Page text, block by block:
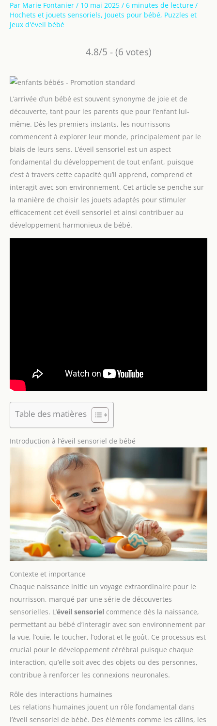
Par Marie Fontanier / 10 mai 2025 / 6 minutes de lecture /
Hochets et jouets sensoriels, Jouets pour bébé, Puzzles et
jeux d'éveil bébé
4.8/5 - (6 votes)
L’arrivée d’un bébé est souvent synonyme de joie et de
découverte, tant pour les parents que pour l’enfant lui-
même. Dès les premiers instants, les nourrissons
commencent à explorer leur monde, principalement par le
biais de leurs sens. L’éveil sensoriel est un aspect
fondamental du développement de tout enfant, puisque
c’est à travers cette capacité qu’il apprend, comprend et
interagit avec son environnement. Cet article se penche sur
la manière de choisir les jouets adaptés pour stimuler
efficacement cet éveil sensoriel et ainsi contribuer au
développement harmonieux de bébé.
Table des matières
Introduction à l’éveil sensoriel de bébé
Contexte et importance
Chaque naissance initie un voyage extraordinaire pour le
nourrisson, marqué par une série de découvertes
sensorielles. L’éveil sensoriel commence dès la naissance,
permettant au bébé d’interagir avec son environnement par
la vue, l’ouïe, le toucher, l’odorat et le goût. Ce processus est
crucial pour le développement cérébral puisque chaque
interaction, qu’elle soit avec des objets ou des personnes,
contribue à renforcer les connexions neuronales.
Rôle des interactions humaines
Les relations humaines jouent un rôle fondamental dans
l’éveil sensoriel de bébé. Des éléments comme les câlins, les